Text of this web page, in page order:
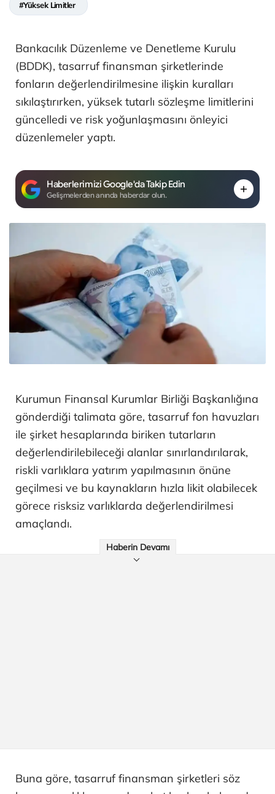
#Yüksek Limitler
Bankacılık Düzenleme ve Denetleme Kurulu
(BDDK), tasarruf finansman şirketlerinde
fonların değerlendirilmesine ilişkin kuralları
sıkılaştırırken, yüksek tutarlı sözleşme limitlerini
güncelledi ve risk yoğunlaşmasını önleyici
düzenlemeler yaptı.
Haberlerimizi Google'da Takip Edin
Gelişmelerden anında haberdar olun.
Kurumun Finansal Kurumlar Birliği Başkanlığına
gönderdiği talimata göre, tasarruf fon havuzları
ile şirket hesaplarında biriken tutarların
değerlendirilebileceği alanlar sınırlandırılarak,
riskli varlıklara yatırım yapılmasının önüne
geçilmesi ve bu kaynakların hızla likit olabilecek
görece risksiz varlıklarda değerlendirilmesi
amaçlandı.
Haberin Devamı
Buna göre, tasarruf finansman şirketleri söz